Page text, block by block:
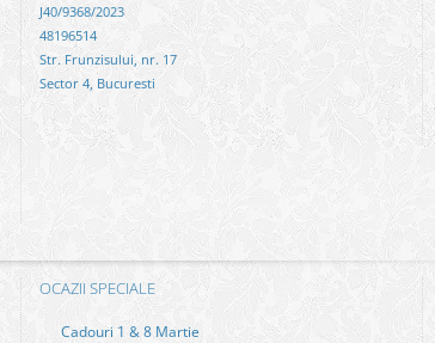
J40/9368/2023
48196514
Str. Frunzisului, nr. 17
Sector 4, Bucuresti
OCAZII SPECIALE
Cadouri 1 & 8 Martie